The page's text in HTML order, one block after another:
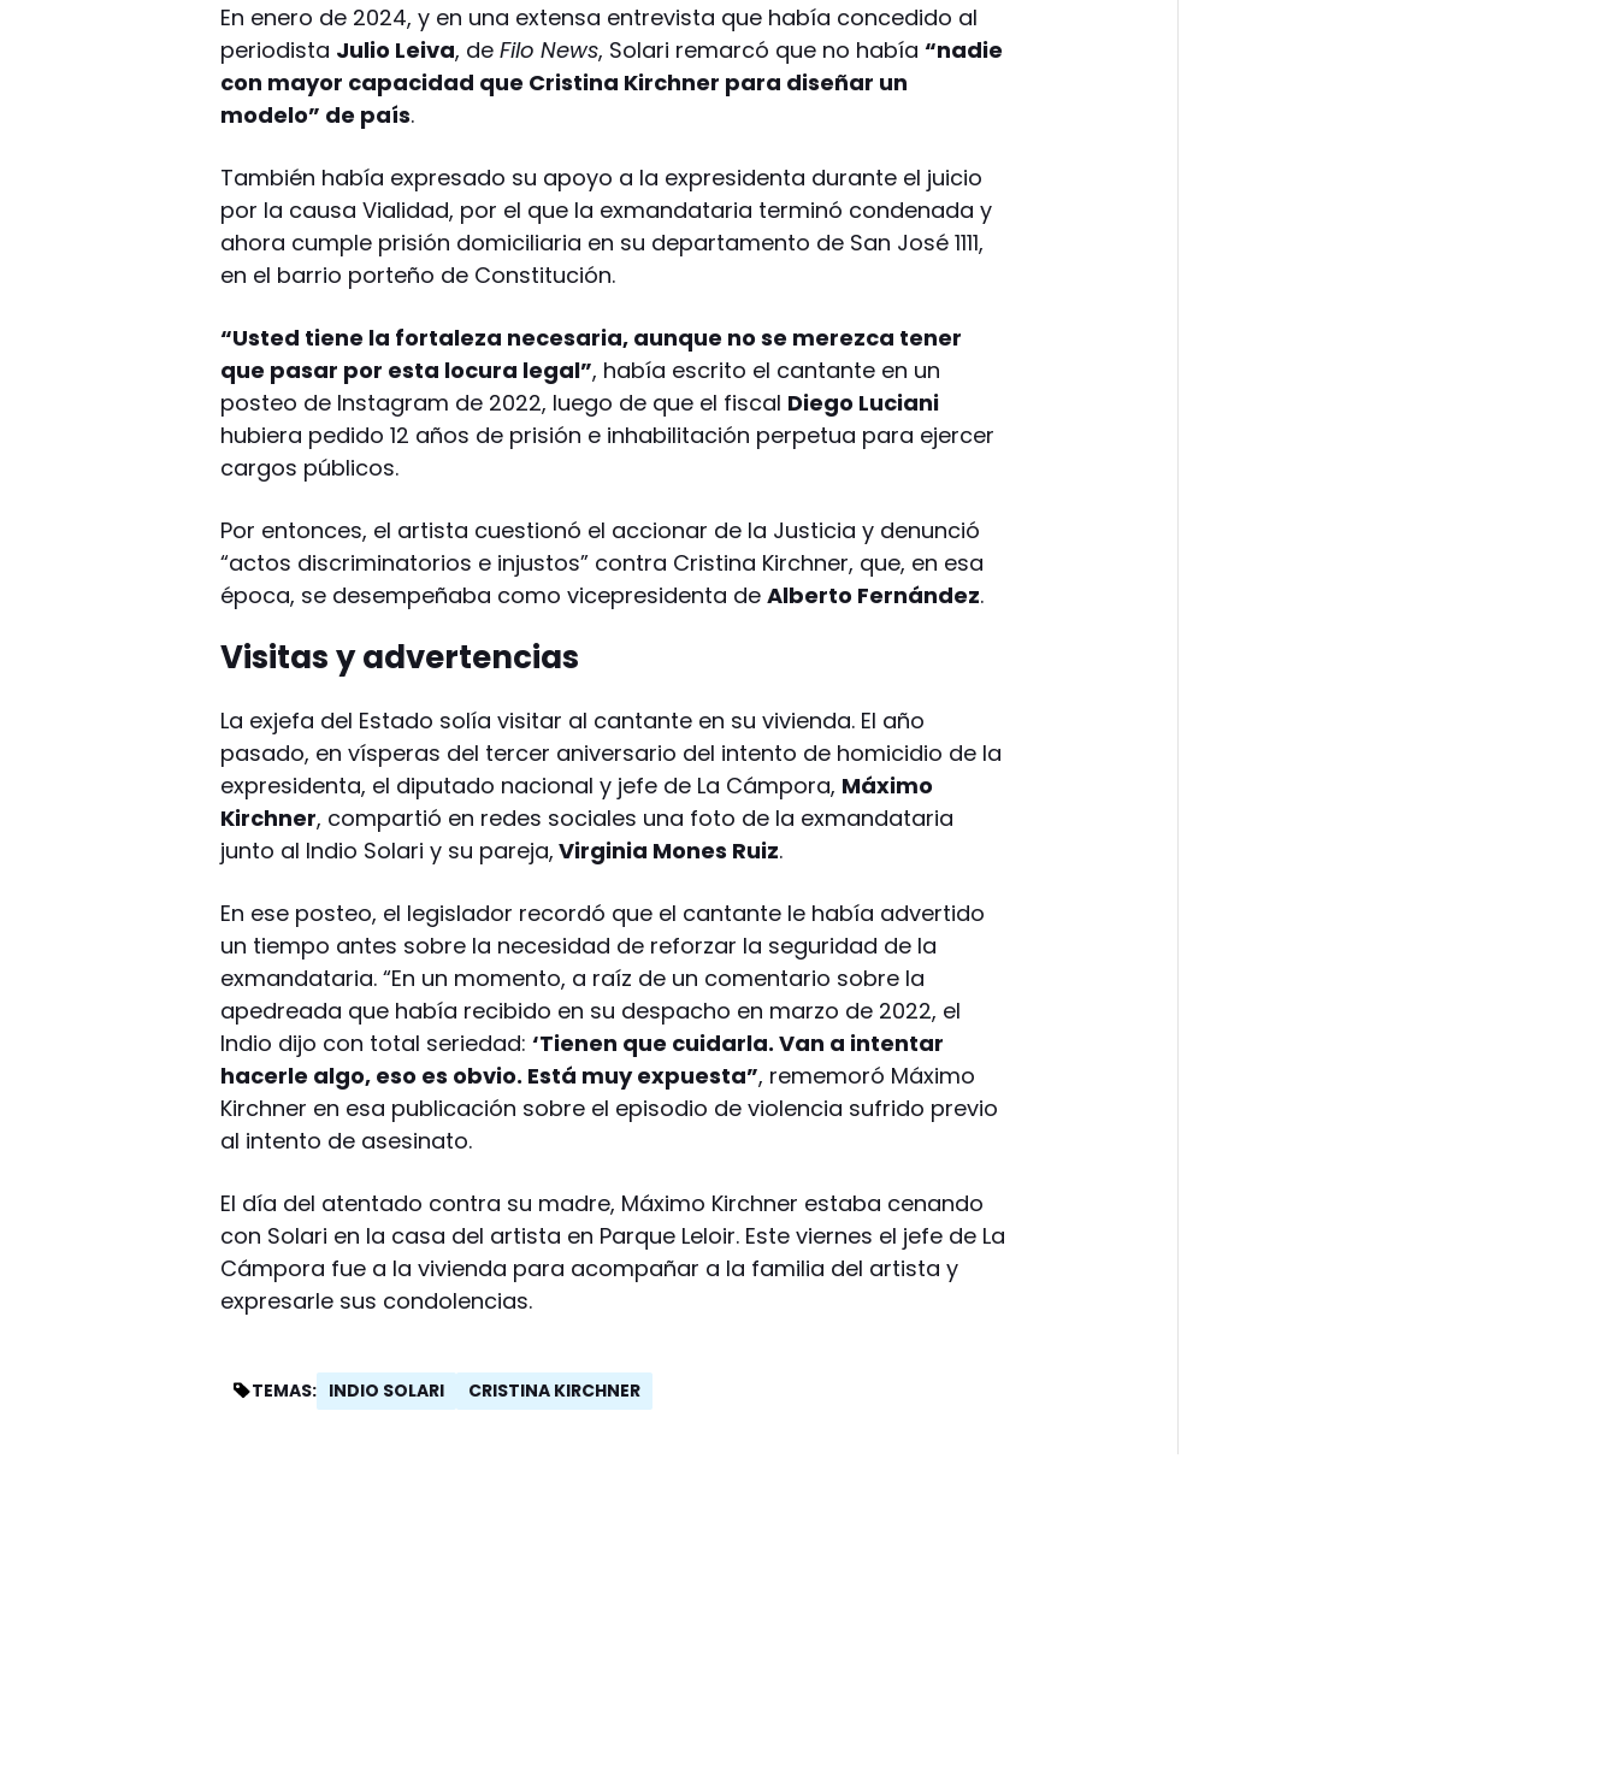
En enero de 2024, y en una extensa entrevista que había concedido al
periodista Julio Leiva, deFilo News, Solari remarcó que no había“nadie
con mayor capacidad que Cristina Kirchner para diseñar un
modelo” de país.
También había expresado su apoyo a la expresidenta durante el juicio
por la causa Vialidad, por el que la exmandataria terminó condenada y
ahora cumple prisión domiciliaria en su departamento de San José 1111,
en el barrio porteño de Constitución.
“Usted tiene la fortaleza necesaria, aunque no se merezca tener
que pasar por esta locura legal”, había escrito el cantante en un
posteo de Instagram de 2022, luego de que el fiscal Diego Luciani
hubiera pedido 12 años de prisión e inhabilitación perpetua para ejercer
cargos públicos.
Por entonces, el artista cuestionó el accionar de la Justicia y denunció
“actos discriminatorios e injustos” contra Cristina Kirchner, que, en esa
época, se desempeñaba como vicepresidenta deAlberto Fernández.
Visitas y advertencias
La exjefa del Estado solía visitar al cantante en su vivienda. El año
pasado, en vísperas del tercer aniversario del intento de homicidio de la
expresidenta, el diputado nacional y jefe de La Cámpora, Máximo
Kirchner, compartió en redes sociales una foto de la exmandataria
junto al Indio Solari y su pareja, Virginia Mones Ruiz.
En ese posteo, el legislador recordó que el cantante le había advertido
un tiempo antes sobre la necesidad de reforzar la seguridad de la
exmandataria. “En un momento, a raíz de un comentario sobre la
apedreada que había recibido en su despacho en marzo de 2022, el
Indio dijo con total seriedad:‘Tienen que cuidarla. Van a intentar
hacerle algo, eso es obvio. Está muy expuesta”, rememoró Máximo
Kirchner en esa publicación sobre el episodio de violencia sufrido previo
al intento de asesinato.
El día del atentado contra su madre, Máximo Kirchner estaba cenando
con Solari en la casa del artista en Parque Leloir. Este viernes el jefe de La
Cámpora fue a la vivienda para acompañar a la familia del artista y
expresarle sus condolencias.
TEMAS: INDIO SOLARI CRISTINA KIRCHNER